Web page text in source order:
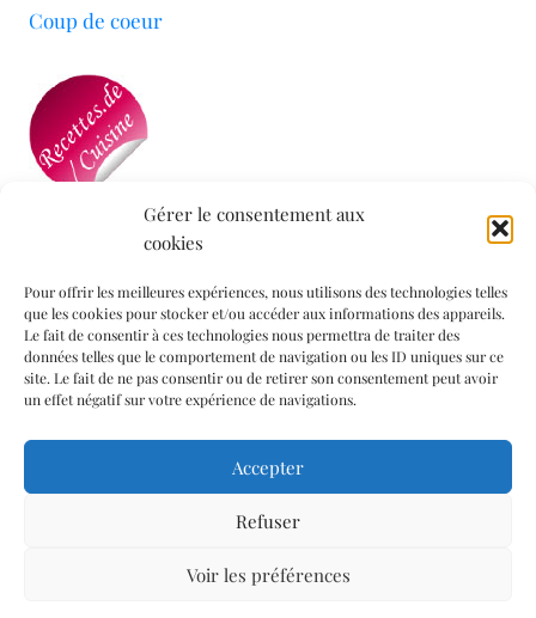
Gérer le consentement aux
cookies
Pour offrir les meilleures expériences, nous utilisons des technologies telles
que les cookies pour stocker et/ou accéder aux informations des appareils.
Le fait de consentir à ces technologies nous permettra de traiter des
données telles que le comportement de navigation ou les ID uniques sur ce
site. Le fait de ne pas consentir ou de retirer son consentement peut avoir
un effet négatif sur votre expérience de navigations.
Accepter
Refuser
Voir les préférences
Coup de coeur
Mon blog a été sélectionné par le site
Informations légales
Mentions légales
Politique de confidentialité
Politique de cookies (UE)